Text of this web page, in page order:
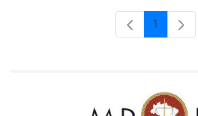
Página
1